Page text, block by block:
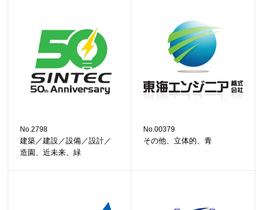
No.2798
建築／建設／設備／設計／
造園、近未来、緑
No.00379
その他、立体的、青